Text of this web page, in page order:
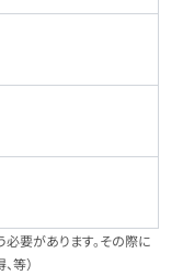
要があります。その際に
等）